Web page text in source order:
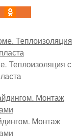
Теплоизоляция с
Монтаж